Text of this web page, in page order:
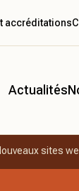
Actualités
accréditations
sites